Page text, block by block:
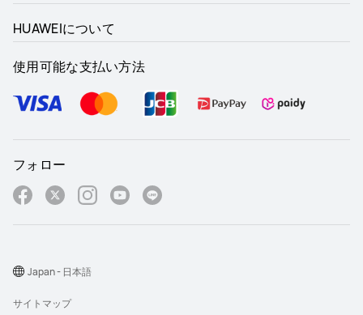
HUAWEIについて
使用可能な支払い方法
フォロー
サイトマップ
Japan - 日本語